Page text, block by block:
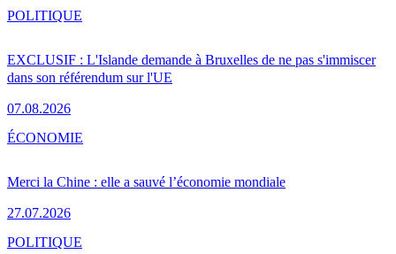
EXCLUSIF : L'Islande demande à Bruxelles de ne pas s'immiscer
dans son référendum sur l'UE
07.08.2026
POLITIQUE
Merci la Chine : elle a sauvé l’économie mondiale
27.07.2026
ÉCONOMIE
POLITIQUE